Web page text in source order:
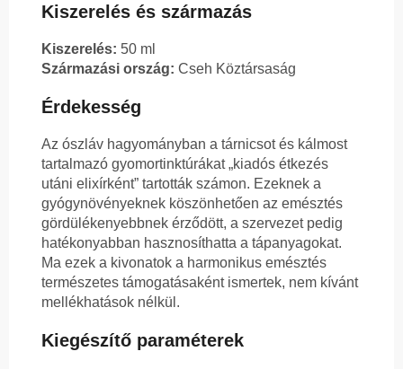
Kiszerelés és származás
Kiszerelés: 50 ml
Származási ország: Cseh Köztársaság
Érdekesség
Az ószláv hagyományban a tárnicsot és kálmost
tartalmazó gyomortinktúrákat „kiadós étkezés
utáni elixírként” tartották számon. Ezeknek a
gyógynövényeknek köszönhetően az emésztés
gördülékenyebbnek érződött, a szervezet pedig
hatékonyabban hasznosíthatta a tápanyagokat.
Ma ezek a kivonatok a harmonikus emésztés
természetes támogatásaként ismertek, nem kívánt
mellékhatások nélkül.
Kiegészítő paraméterek